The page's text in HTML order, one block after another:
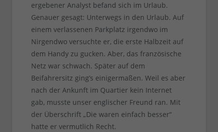
ergebener Analyst befand sich im Urlaub.
Genauer gesagt: Unterwegs in den Urlaub. Auf
einem verlassenen Parkplatz irgendwo im
Nirgendwo versuchte er, die erste Halbzeit auf
dem Handy zu gucken. Aber, das französische
Netz war schwach. Später auf dem
Beifahrersitz ging’s einigermaßen. Weil es aber
nach der Ankunft im Quartier kein Internet
gab, musste unser englischer Freund ran. Mit
der Überschrift „Die waren einfach besser“
hatte er vermutlich Recht.